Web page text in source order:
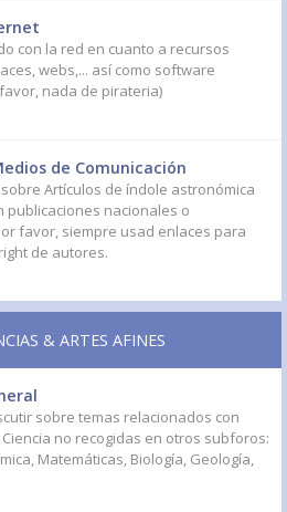
con la red en cuanto a recursos
webs,... así como software
nada de pirateria)
de Comunicación
Artículos de índole astronómica
publicaciones nacionales o
favor, siempre usad enlaces para
de autores.
& ARTES AFINES
sobre temas relacionados con
no recogidas en otros subforos:
Matemáticas, Biología, Geología,